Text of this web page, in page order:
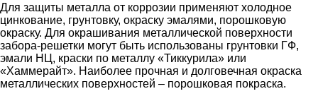
Для защиты металла от коррозии применяют холодное
цинкование, грунтовку, окраску эмалями, порошковую
окраску. Для окрашивания металлической поверхности
забора-решетки могут быть использованы грунтовки ГФ,
эмали НЦ, краски по металлу «Тиккурила» или
«Хаммерайт». Наиболее прочная и долговечная окраска
металлических поверхностей – порошковая покраска.